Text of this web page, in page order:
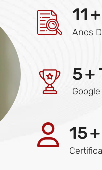
11+
Anos
5+
15+